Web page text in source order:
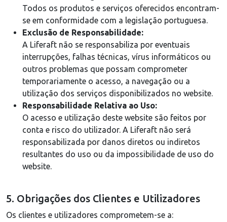
Todos os produtos e serviços oferecidos encontram-
se em conformidade com a legislação portuguesa.
Exclusão de Responsabilidade:
A Liferaft não se responsabiliza por eventuais
interrupções, falhas técnicas, vírus informáticos ou
outros problemas que possam comprometer
temporariamente o acesso, a navegação ou a
utilização dos serviços disponibilizados no website.
Responsabilidade Relativa ao Uso:
O acesso e utilização deste website são feitos por
conta e risco do utilizador. A Liferaft não será
responsabilizada por danos diretos ou indiretos
resultantes do uso ou da impossibilidade de uso do
website.
5. Obrigações dos Clientes e Utilizadores
Os clientes e utilizadores comprometem-se a: